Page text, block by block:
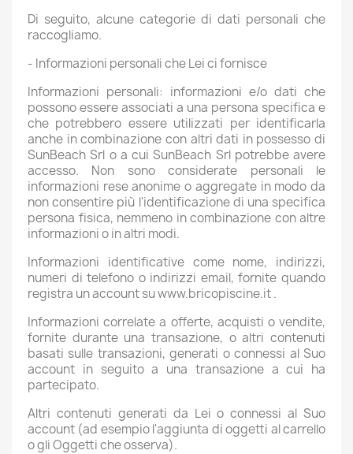
Di seguito, alcune categorie di dati personali che
raccogliamo.
- Informazioni personali che Lei ci fornisce
Informazioni personali: informazioni e/o dati che
possono essere associati a una persona specifica e
che potrebbero essere utilizzati per identificarla
anche in combinazione con altri dati in possesso di
SunBeach Srl o a cui SunBeach Srl potrebbe avere
accesso. Non sono considerate personali le
informazioni rese anonime o aggregate in modo da
non consentire più l'identificazione di una specifica
persona fisica, nemmeno in combinazione con altre
informazioni o in altri modi.
Informazioni identificative come nome, indirizzi,
numeri di telefono o indirizzi email, fornite quando
registra un account su www.bricopiscine.it .
Informazioni correlate a offerte, acquisti o vendite,
fornite durante una transazione, o altri contenuti
basati sulle transazioni, generati o connessi al Suo
account in seguito a una transazione a cui ha
partecipato.
Altri contenuti generati da Lei o connessi al Suo
account (ad esempio l'aggiunta di oggetti al carrello
o gli Oggetti che osserva).